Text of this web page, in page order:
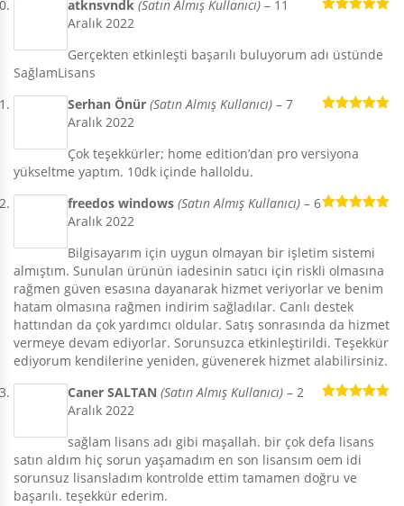
atknsvndk (Satın Almış Kullanıcı) – 11
Aralık 2022
Gerçekten etkinleşti başarılı buluyorum adı üstünde
SağlamLisans
Serhan Önür (Satın Almış Kullanıcı) – 7
Aralık 2022
Çok teşekkürler; home edition’dan pro versiyona
yükseltme yaptım. 10dk içinde halloldu.
freedos windows (Satın Almış Kullanıcı) – 6
Aralık 2022
Bilgisayarım için uygun olmayan bir işletim sistemi
almıştım. Sunulan ürünün iadesinin satıcı için riskli olmasına
rağmen güven esasına dayanarak hizmet veriyorlar ve benim
hatam olmasına rağmen indirim sağladılar. Canlı destek
hattından da çok yardımcı oldular. Satış sonrasında da hizmet
vermeye devam ediyorlar. Sorunsuzca etkinleştirildi. Teşekkür
ediyorum kendilerine yeniden, güvenerek hizmet alabilirsiniz.
Caner SALTAN (Satın Almış Kullanıcı) – 2
Aralık 2022
sağlam lisans adı gibi maşallah. bir çok defa lisans
satın aldım hiç sorun yaşamadım en son lisansım oem idi
sorunsuz lisansladım kontrolde ettim tamamen doğru ve
başarılı. teşekkür ederim.